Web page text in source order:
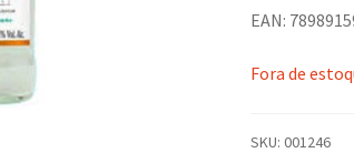
EAN:
Fora de
SKU:001246